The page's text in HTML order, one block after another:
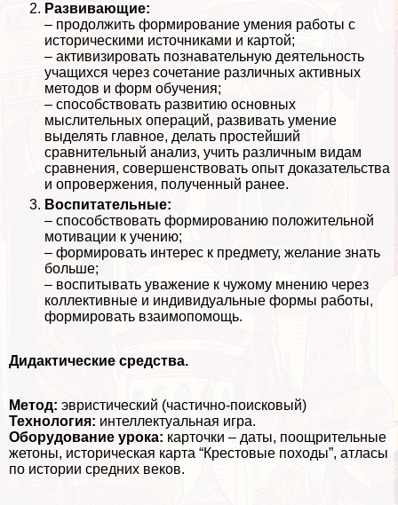
Развивающие:
– продолжить формирование умения работы с
историческими источниками и картой;
– активизировать познавательную деятельность
учащихся через сочетание различных активных
методов и форм обучения;
– способствовать развитию основных
мыслительных операций, развивать умение
выделять главное, делать простейший
сравнительный анализ, учить различным видам
сравнения, совершенствовать опыт доказательства
и опровержения, полученный ранее.
Воспитательные:
– способствовать формированию положительной
мотивации к учению;
– формировать интерес к предмету, желание знать
больше;
– воспитывать уважение к чужому мнению через
коллективные и индивидуальные формы работы,
формировать взаимопомощь.
Дидактические средства.
Метод: эвристический (частично-поисковый)
Технология: интеллектуальная игра.
Оборудование урока: карточки – даты, поощрительные
жетоны, историческая карта “Крестовые походы”, атласы
по истории средних веков.